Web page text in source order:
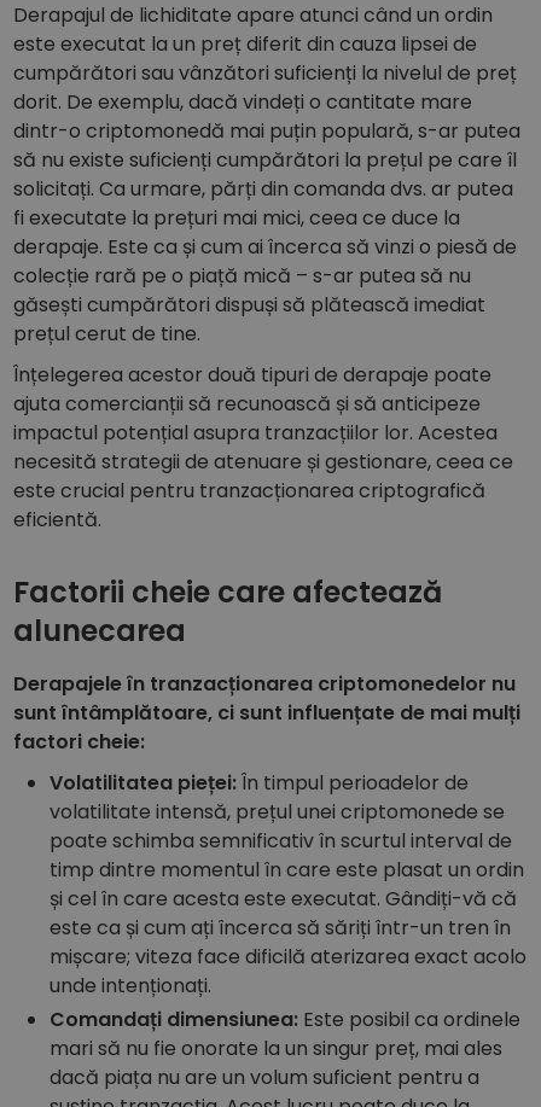
Derapajul de lichiditate apare atunci când un ordin
este executat la un preț diferit din cauza lipsei de
cumpărători sau vânzători suficienți la nivelul de preț
dorit. De exemplu, dacă vindeți o cantitate mare
dintr-o criptomonedă mai puțin populară, s-ar putea
să nu existe suficienți cumpărători la prețul pe care îl
solicitați. Ca urmare, părți din comanda dvs. ar putea
fi executate la prețuri mai mici, ceea ce duce la
derapaje. Este ca și cum ai încerca să vinzi o piesă de
colecție rară pe o piață mică – s-ar putea să nu
găsești cumpărători dispuși să plătească imediat
prețul cerut de tine.
Înțelegerea acestor două tipuri de derapaje poate
ajuta comercianții să recunoască și să anticipeze
impactul potențial asupra tranzacțiilor lor. Acestea
necesită strategii de atenuare și gestionare, ceea ce
este crucial pentru tranzacționarea criptografică
eficientă.
Factorii cheie care afectează
alunecarea
Derapajele în tranzacționarea criptomonedelor nu
sunt întâmplătoare, ci sunt influențate de mai mulți
factori cheie:
Volatilitatea pieței:În timpul perioadelor de
volatilitate intensă, prețul unei criptomonede se
poate schimba semnificativ în scurtul interval de
timp dintre momentul în care este plasat un ordin
și cel în care acesta este executat. Gândiți-vă că
este ca și cum ați încerca să săriți într-un tren în
mișcare; viteza face dificilă aterizarea exact acolo
unde intenționați.
Comandați dimensiunea: Este posibil ca ordinele
mari să nu fie onorate la un singur preț, mai ales
dacă piața nu are un volum suficient pentru a